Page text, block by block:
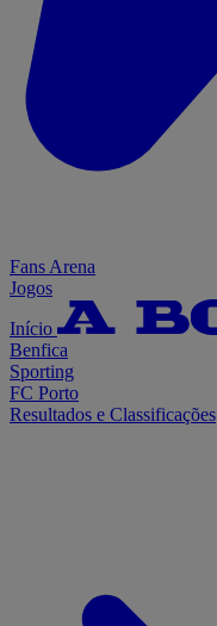
Fans Arena
Jogos
Início
Benfica
Sporting
FC Porto
Resultados e Classificações